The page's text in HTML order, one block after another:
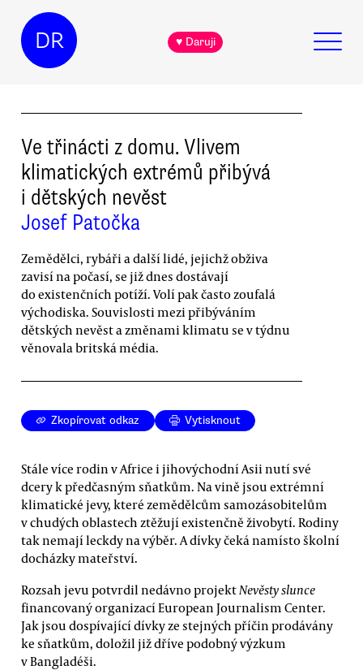
DR ♥ Daruji
Ve třinácti z domu. Vlivem
klimatických extrémů přibývá
i dětských nevěst
Josef Patočka
Zemědělci, rybáři a další lidé, jejichž obživa
zavisí na počasí, se již dnes dostávají
do existenčních potíží. Volí pak často zoufalá
východiska. Souvislosti mezi přibýváním
dětských nevěst a změnami klimatu se v týdnu
věnovala britská média.
Zkopírovat odkaz Vytisknout
Stále více rodin v Africe i jihovýchodní Asii nutí své
dcery k předčasným sňatkům. Na vině jsou extrémní
klimatické jevy, které zemědělcům samozásobitelům
v chudých oblastech ztěžují existenčně živobytí. Rodiny
tak nemají leckdy na výběr. A dívky čeká namísto školní
docházky mateřství.
Rozsah jevu potvrdil nedávno projekt Nevěsty slunce
financovaný organizací European Journalism Center.
Jak jsou dospívající dívky ze stejných příčin prodávány
ke sňatkům, doložil již dříve podobný výzkum
v Bangladéši.